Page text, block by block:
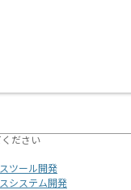
ださい
ツール開発
システム開発